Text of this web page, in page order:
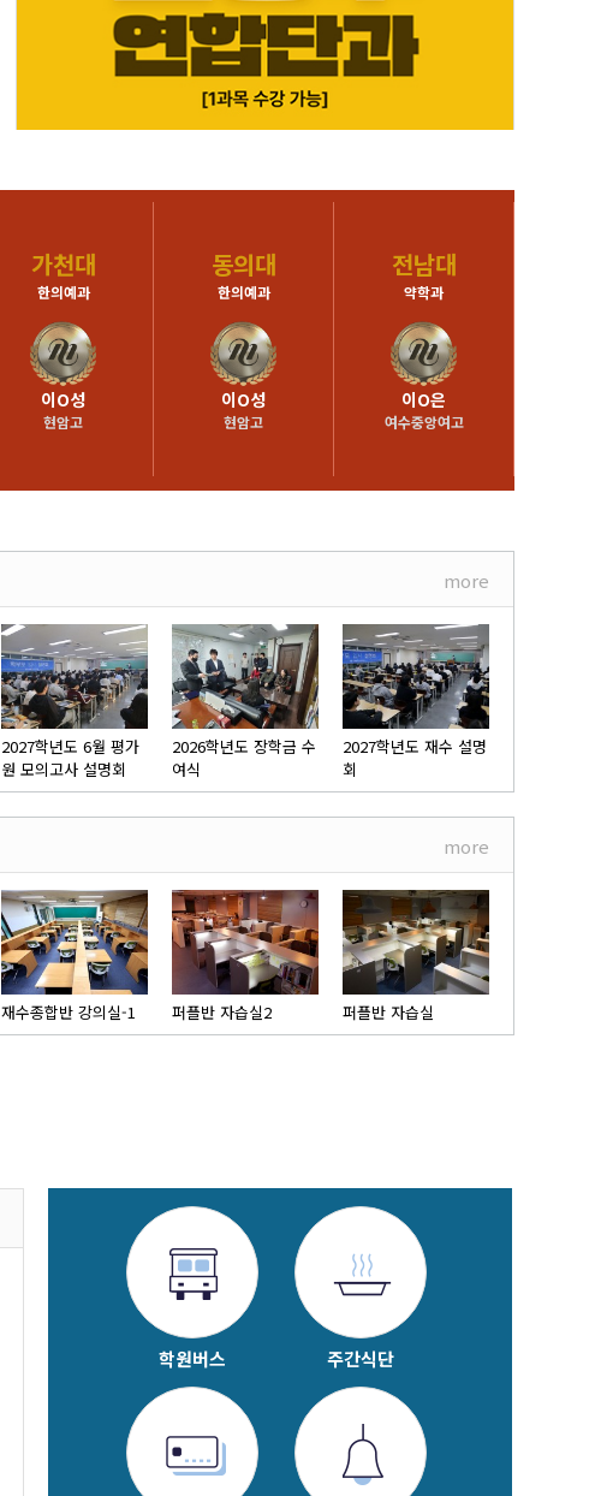
가천대
한의예과
이O성
현암고
동의대
한의예과
이O성
현암고
전남대
약학과
이O은
여수중앙여고
2027학년도 6월 평가
원 모의고사 설명회
2026학년도 장학금 수
여식
2027학년도 재수 설명
회
more
재수종합반 강의실-1 퍼플반 자습실2 퍼플반 자습실
more
학원버스 주간식단